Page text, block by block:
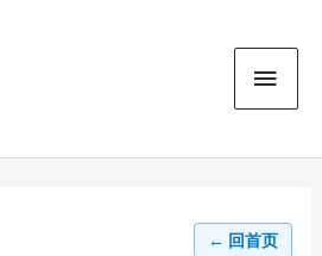
← 回首页